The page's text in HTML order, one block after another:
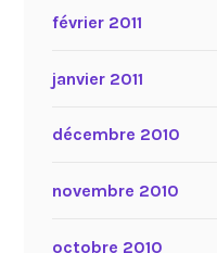
février 2011
janvier 2011
décembre 2010
novembre 2010
octobre 2010